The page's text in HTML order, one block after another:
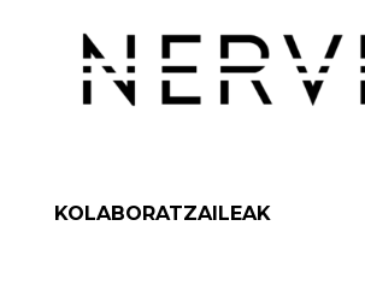
KOLABORATZAILEAK